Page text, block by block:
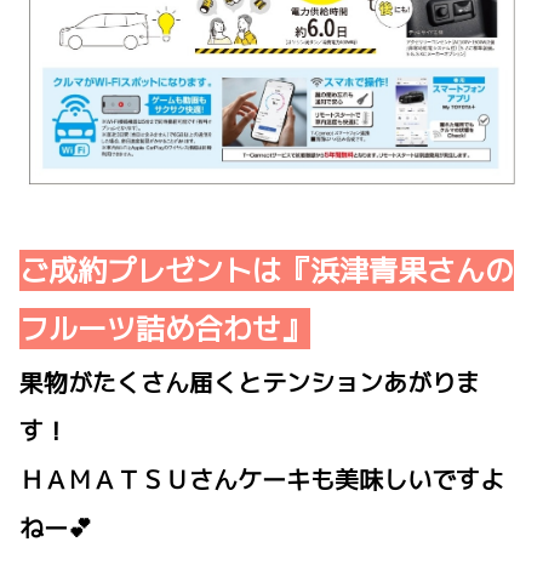
ご成約プレゼントは『浜津青果さんの
フルーツ詰め合わせ』
果物がたくさん届くとテンションあがりま
す！
ＨＡＭＡＴＳＵさんケーキも美味しいですよ
ねー💕